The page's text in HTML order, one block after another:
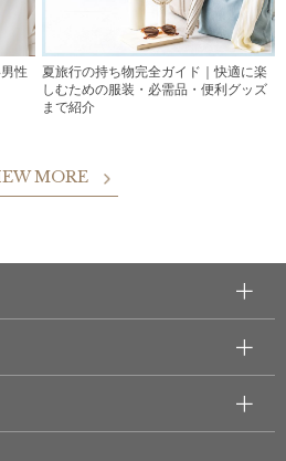
性
夏旅行の持ち物完全ガイド｜快適に楽
しむための服装・必需品・便利グッズ
まで紹介
MORE